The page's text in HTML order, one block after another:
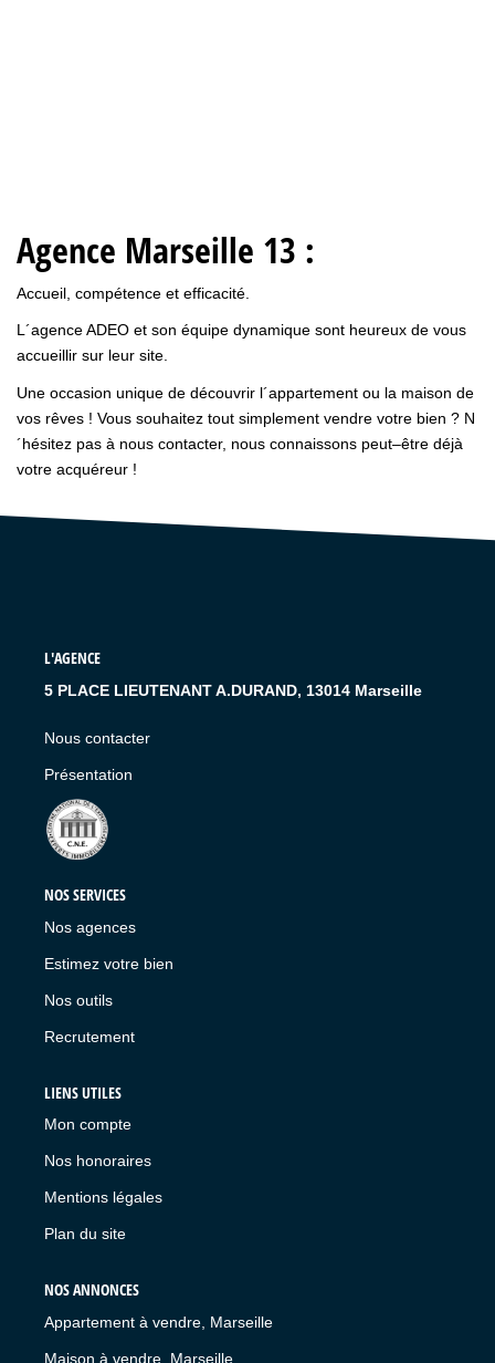
Agence Marseille 13 :
Accueil, compétence et efficacité.
L´agence ADEO et son équipe dynamique sont heureux de vous
accueillir sur leur site.
Une occasion unique de découvrir l´appartement ou la maison de
vos rêves ! Vous souhaitez tout simplement vendre votre bien ? N
´hésitez pas à nous contacter, nous connaissons peut–être déjà
votre acquéreur !
L'AGENCE
5 PLACE LIEUTENANT A.DURAND, 13014 Marseille
Nous contacter
Présentation
NOS SERVICES
Nos agences
Estimez votre bien
Nos outils
Recrutement
LIENS UTILES
Mon compte
Nos honoraires
Mentions légales
Plan du site
NOS ANNONCES
Appartement à vendre, Marseille
Maison à vendre, Marseille